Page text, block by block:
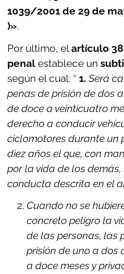
1039/2001 de 29 de
)».
Por último, elartículo
penal establece un
según el cual: “ 1. Será
penas de prisión de dos
de doce a veinticuatro
derecho a conducir
ciclomotores durante un
diez años el que, con
por la vida de los
conducta descrita en el
Cuando no se
concreto peligro la
de las personas, las
prisión de uno a dos
a doce meses y